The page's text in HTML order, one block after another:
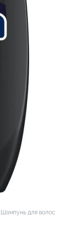
Шампунь для волос